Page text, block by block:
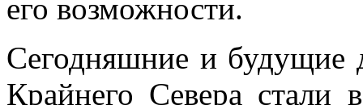
его возможности.
Сегодняшние и будущие
Крайнего Севера стали